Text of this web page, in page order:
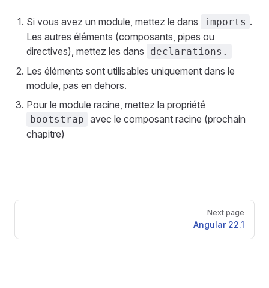
Si vous avez un module, mettez le dans imports .
Les autres éléments (composants, pipes ou
directives), mettez les dans
declarations.
Les éléments sont utilisables uniquement dans le
module, pas en dehors.
Pour le module racine, mettez la propriété
bootstrap avec le composant racine (prochain
chapitre)
Pager
Next page
Angular 22.1